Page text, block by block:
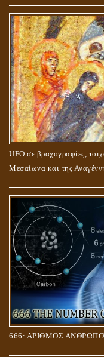
UFO σε βραχογραφίες,
Μεσαίωνα και της
666: ΑΡΙΘΜΟΣ